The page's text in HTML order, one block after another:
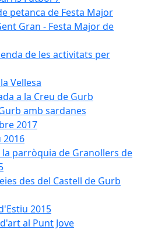
petanca de Festa Major
Gran - Festa Major de
de les activitats per
Vellesa
a la Creu de Gurb
amb sardanes
2017
2016
la parròquia de Granollers de
des del Castell de Gurb
2015
al Punt Jove